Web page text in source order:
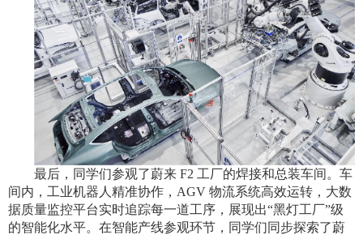
最后，同学们参观了蔚来 F2 工厂的焊接和总装车间。车
间内，工业机器人精准协作， AGV 物流系统高效运转，大数
据质量监控平台实时追踪每一道工序，展现出“黑灯工厂”级
的智能化水平。在智能产线参观环节，同学们同步探索了蔚